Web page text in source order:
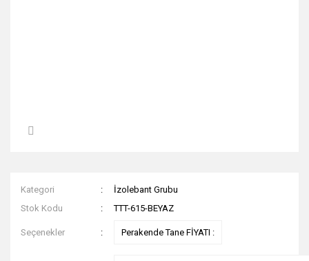
Kategori
İzolebant Grubu
Stok Kodu
TTT-615-BEYAZ
Seçenekler Perakende Tane FİYATI :